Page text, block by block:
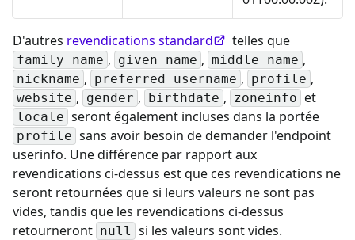
D'autres revendications standard telles que
family_name , given_name , middle_name ,
nickname , preferred_username , profile ,
website , gender , birthdate , zoneinfo et
locale seront également incluses dans la portée
profile sans avoir besoin de demander l'endpoint
userinfo. Une différence par rapport aux
revendications ci-dessus est que ces revendications ne
seront retournées que si leurs valeurs ne sont pas
vides, tandis que les revendications ci-dessus
retourneront null si les valeurs sont vides.